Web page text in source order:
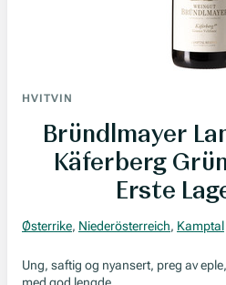
HVITVIN
Bründlmayer
Käferberg
Erste
Østerrike, Niederösterreich, Kamptal
Ung, saftig og nyansert, preg av